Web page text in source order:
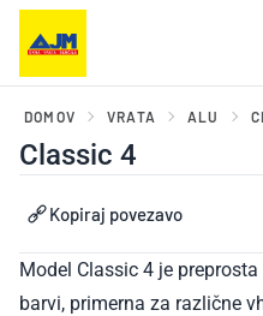
Okna, balkonska vrata
in drsni sistemi
DOMOV VRATA ALU
Classic 4
Kopiraj povezavo
Model Classic 4 je
barvi, primerna za različne